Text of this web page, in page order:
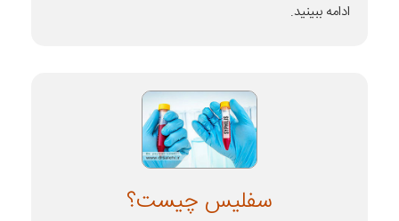
ادامه ببینید.
سفلیس چیست؟